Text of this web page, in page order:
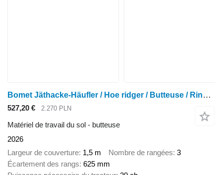
Bomet Jäthacke-Häufler / Hoe ridger / Butteuse / Rincalzatore
527,20 € 2.270 PLN
Matériel de travail du sol - butteuse
2026
Largeur de couverture 1,5 m Nombre de rangées 3
Écartement des rangs 625 mm